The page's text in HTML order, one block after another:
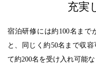
充実
宿泊研修には約100名まで
と、同じく約50名まで収
て約200名を受け入れ可能